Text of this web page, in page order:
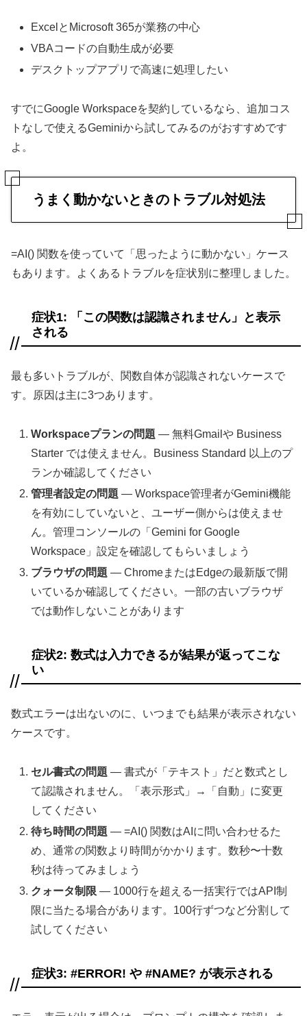
ExcelとMicrosoft 365が業務の中心
VBAコードの自動生成が必要
デスクトップアプリで高速に処理したい
すでにGoogle Workspaceを契約しているなら、追加コス
トなしで使えるGeminiから試してみるのがおすすめです
よ。
うまく動かないときのトラブル対処法
=AI() 関数を使っていて「思ったように動かない」ケース
もあります。よくあるトラブルを症状別に整理しました。
症状1: 「この関数は認識されません」と表示
される
最も多いトラブルが、関数自体が認識されないケースで
す。原因は主に3つあります。
Workspaceプランの問題 — 無料Gmailや Business
Starter では使えません。Business Standard 以上のプ
ランか確認してください
管理者設定の問題 — Workspace管理者がGemini機能
を有効にしていないと、ユーザー側からは使えませ
ん。管理コンソールの「Gemini for Google
Workspace」設定を確認してもらいましょう
ブラウザの問題 — ChromeまたはEdgeの最新版で開
いているか確認してください。一部の古いブラウザ
では動作しないことがあります
症状2: 数式は入力できるが結果が返ってこな
い
数式エラーは出ないのに、いつまでも結果が表示されない
ケースです。
セル書式の問題 — 書式が「テキスト」だと数式とし
て認識されません。「表示形式」→「自動」に変更
してください
待ち時間の問題 — =AI() 関数はAIに問い合わせるた
め、通常の関数より時間がかかります。数秒〜十数
秒は待ってみましょう
クォータ制限 — 1000行を超える一括実行ではAPI制
限に当たる場合があります。100行ずつなど分割して
試してください
症状3: #ERROR! や #NAME? が表示される